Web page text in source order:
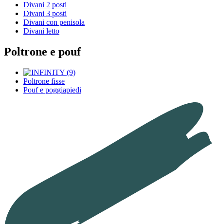
Divani 2 posti
Divani 3 posti
Divani con penisola
Divani letto
Poltrone e pouf
Poltrone fisse
Pouf e poggiapiedi